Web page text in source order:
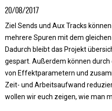
20/08/2017
Ziel Sends und Aux Tracks
mehrere Spuren mit dem
Dadurch bleibt das Projekt
gespart. Außerdem können
von Effektparametern und
Zeit- und Arbeitsaufwand
wollen wir euch zeigen, wie man